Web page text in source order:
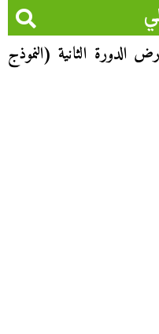
الدورة الثانية (النموذج